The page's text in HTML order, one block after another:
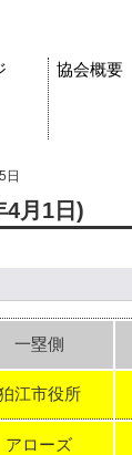
協会概要
日
4月1日)
一塁側
江市役所
アローズ